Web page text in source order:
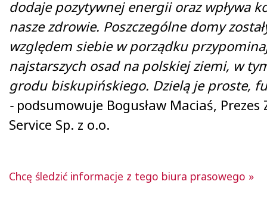
dodaje pozytywnej energii oraz wpływa
nasze zdrowie. Poszczególne domy
względem siebie w porządku
najstarszych osad na polskiej ziemi, w
grodu biskupińskiego. Dzielą je proste,
- podsumowuje Bogusław Maciaś, Prezes
Service Sp. z o.o.
Chcę śledzić informacje z tego biura prasowego »